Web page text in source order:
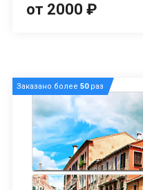
от 2000 ₽
Заказано более 50раз